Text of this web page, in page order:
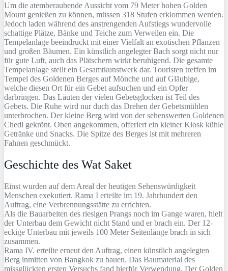
Um die atemberaubende Aussicht vom 79 Meter hohen Golden
Mount genießen zu können, müssen 318 Stufen erklommen werden.
Jedoch laden während des anstrengenden Aufstiegs wundervolle
schattige Plätze, Bänke und Teiche zum Verweilen ein. Die
Tempelanlage beeindruckt mit einer Vielfalt an exotischen Pflanzen
und großen Bäumen. Ein künstlich angelegter Bach sorgt nicht nur
für gute Luft, auch das Plätschern wirkt beruhigend. Die gesamte
Tempelanlage stellt ein Gesamtkunstwerk dar. Touristen treffen im
Tempel des Goldenen Berges auf Mönche und auf Gläubige,
welche diesen Ort für ein Gebet aufsuchen und ein Opfer
darbringen. Das Läuten der vielen Gebetsglocken ist Teil des
Gebets. Die Ruhe wird nur duch das Drehen der Gebetsmühlen
unterbrochen. Der kleine Berg wird von der sehenswerten Goldenen
Chedi gekrönt. Oben angekommen, offeriert ein kleiner Kiosk kühle
Getränke und Snacks. Die Spitze des Berges ist mit mehreren
Fahnen geschmückt.
Geschichte des Wat Saket
Einst wurden auf dem Areal der heutigen Sehenswürdigkeit
Menschen exekutiert. Rama I erteilte im 19. Jahrhundert den
Auftrag, eine Verbrennungsstätte zu errichten.
Als die Bauarbeiten des riesigen Prangs noch im Gange waren, hielt
der Unterbau dem Gewicht nicht Stand und er brach ein. Der 12-
eckige Unterbau mit jeweils 100 Meter Seitenlänge brach in sich
zusammen.
Rama IV. erteilte erneut den Auftrag, einen künstlich angelegten
Berg inmitten von Bangkok zu bauen. Das Baumaterial des
missglückten ersten Versuchs fand hierfür Verwendung. Der Golden